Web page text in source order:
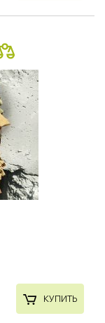
КУПИТЬ